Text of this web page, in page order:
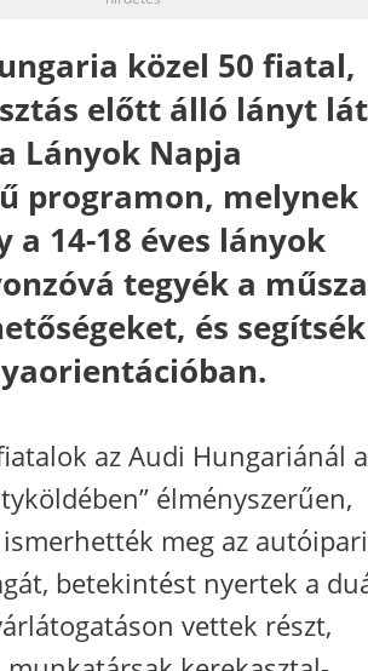
közel 50 fiatal,
előtt álló lányt
Lányok Napja
programon, melynek
a 14-18 éves lányok
tegyék a
és segítsék
az Audi Hungariánál a
élményszerűen,
meg az autóipari
betekintést nyertek a
vettek részt,